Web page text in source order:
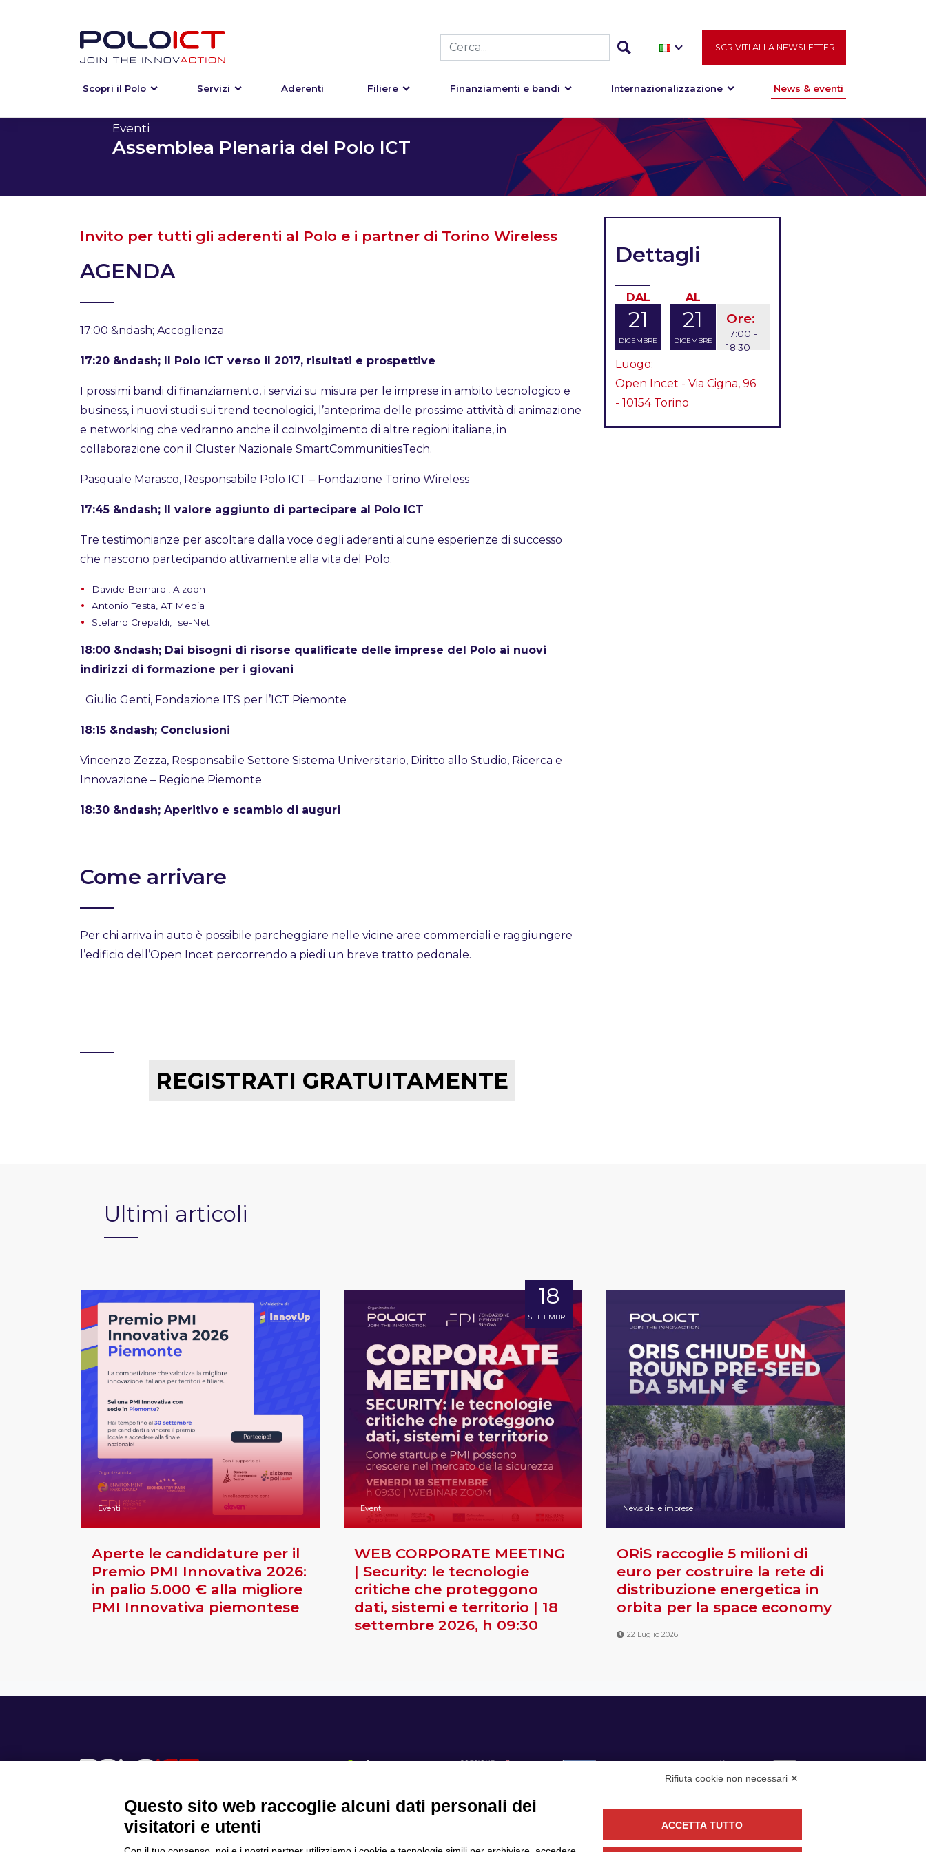
ISCRIVITI ALLA NEWSLETTER
Scopri il Polo Servizi Aderenti Filiere Finanziamenti e bandi Internazionalizzazione News & eventi
Eventi
Assemblea Plenaria del Polo ICT
Invito per tutti gli aderenti al Polo e i partner di Torino Wireless
AGENDA
17:00 &ndash; Accoglienza
17:20 &ndash; Il Polo ICT verso il 2017, risultati e prospettive
I prossimi bandi di finanziamento, i servizi su misura per le imprese in ambito tecnologico e
business, i nuovi studi sui trend tecnologici, l’anteprima delle prossime attività di animazione
e networking che vedranno anche il coinvolgimento di altre regioni italiane, in
collaborazione con il Cluster Nazionale SmartCommunitiesTech.
Pasquale Marasco, Responsabile Polo ICT – Fondazione Torino Wireless
17:45 &ndash; Il valore aggiunto di partecipare al Polo ICT
Tre testimonianze per ascoltare dalla voce degli aderenti alcune esperienze di successo
che nascono partecipando attivamente alla vita del Polo.
Davide Bernardi, Aizoon
Antonio Testa, AT Media
Stefano Crepaldi, Ise-Net
18:00 &ndash; Dai bisogni di risorse qualificate delle imprese del Polo ai nuovi
indirizzi di formazione per i giovani
Giulio Genti, Fondazione ITS per l’ICT Piemonte
18:15 &ndash; Conclusioni
Vincenzo Zezza, Responsabile Settore Sistema Universitario, Diritto allo Studio, Ricerca e
Innovazione – Regione Piemonte
18:30 &ndash; Aperitivo e scambio di auguri
Come arrivare
Per chi arriva in auto è possibile parcheggiare nelle vicine aree commerciali e raggiungere
l’edificio dell’Open Incet percorrendo a piedi un breve tratto pedonale.
REGISTRATI GRATUITAMENTE
Dettagli
DAL
21
DICEMBRE
AL
21
DICEMBRE
Ore:
17:00 -
18:30
Luogo:
Open Incet - Via Cigna, 96
- 10154 Torino
Ultimi articoli
Eventi
Aperte le candidature per il
Premio PMI Innovativa 2026:
in palio 5.000 € alla migliore
PMI Innovativa piemontese
18
SETTEMBRE
Eventi
WEB CORPORATE MEETING
| Security: le tecnologie
critiche che proteggono
dati, sistemi e territorio | 18
settembre 2026, h 09:30
News delle imprese
ORiS raccoglie 5 milioni di
euro per costruire la rete di
distribuzione energetica in
orbita per la space economy
22 Luglio 2026
Seguici
Rifiuta cookie non necessari ✕
Questo sito web raccoglie alcuni dati personali dei
visitatori e utenti
ACCETTA TUTTO